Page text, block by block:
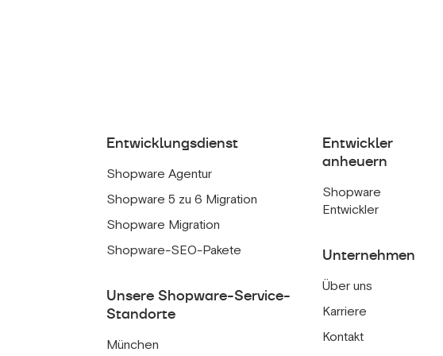
Entwicklungsdienst
Shopware Agentur
Shopware 5 zu 6 Migration
Shopware Migration
Shopware-SEO-Pakete
Unsere Shopware-Service-
Standorte
München
Entwickler
anheuern
Shopware
Entwickler
Unternehmen
Über uns
Karriere
Kontakt